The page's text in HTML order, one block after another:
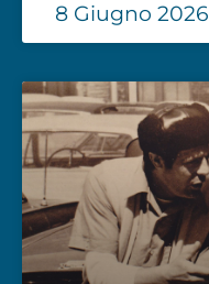
8 Giugno 2026